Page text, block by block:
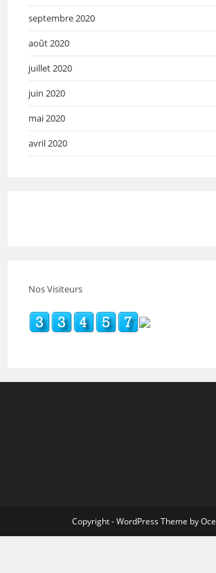
septembre 2020
août 2020
juillet 2020
juin 2020
mai 2020
avril 2020
Nos Visiteurs
Copyright - WordPress Theme by